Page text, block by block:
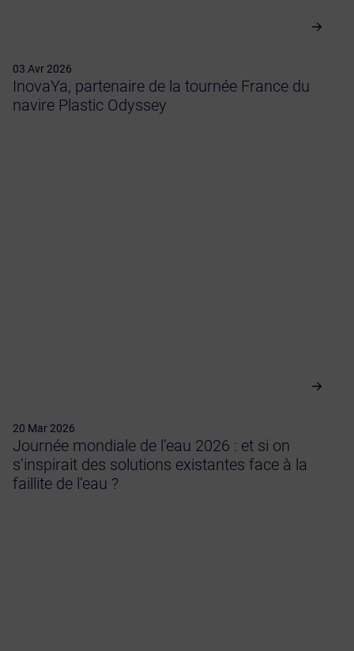
03 Avr 2026
InovaYa, partenaire de la tournée France du
navire Plastic Odyssey
20 Mar 2026
Journée mondiale de l’eau 2026 : et si on
s’inspirait des solutions existantes face à la
faillite de l’eau ?